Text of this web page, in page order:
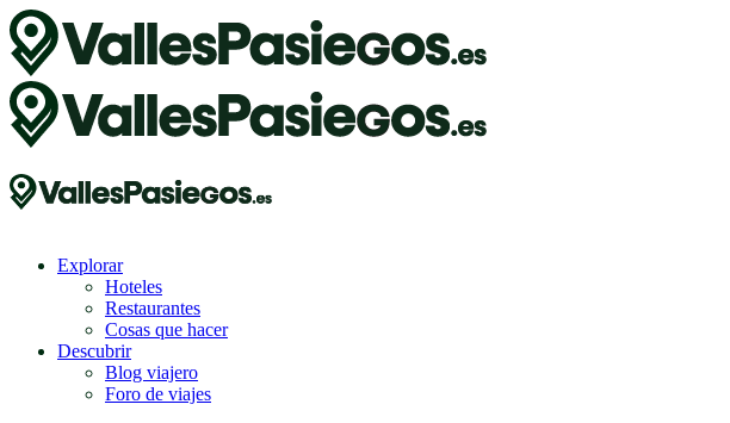
Explorar
Hoteles
Restaurantes
Cosas que hacer
Descubrir
Blog viajero
Foro de viajes